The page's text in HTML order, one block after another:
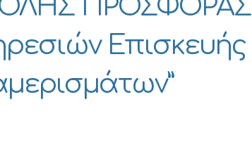
ΠΡΟΣΦΟΡΑΣ
Επισκευής